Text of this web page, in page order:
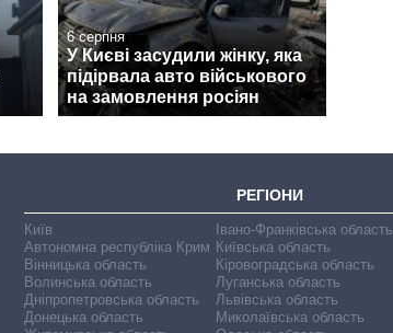
6 серпня
У Києві засудили жінку, яка
підірвала авто військового
на замовлення росіян
РЕГІОНИ
Київ
Автономна республіка Крим
Вінницька область
Волинська область
Дніпропетровська область
Донецька область
Івано-Франківська область
Київська область
Кіровоградська область
Луганська область
Львівська область
Миколаївська область